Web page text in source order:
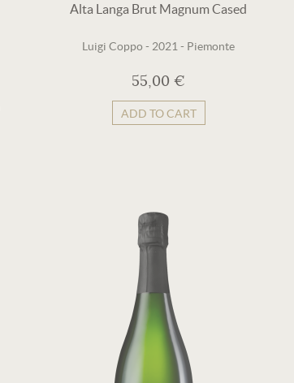
Alta Langa Brut Magnum Cased
Luigi Coppo- 2021 - Piemonte
55,00 €
ADD TO CART